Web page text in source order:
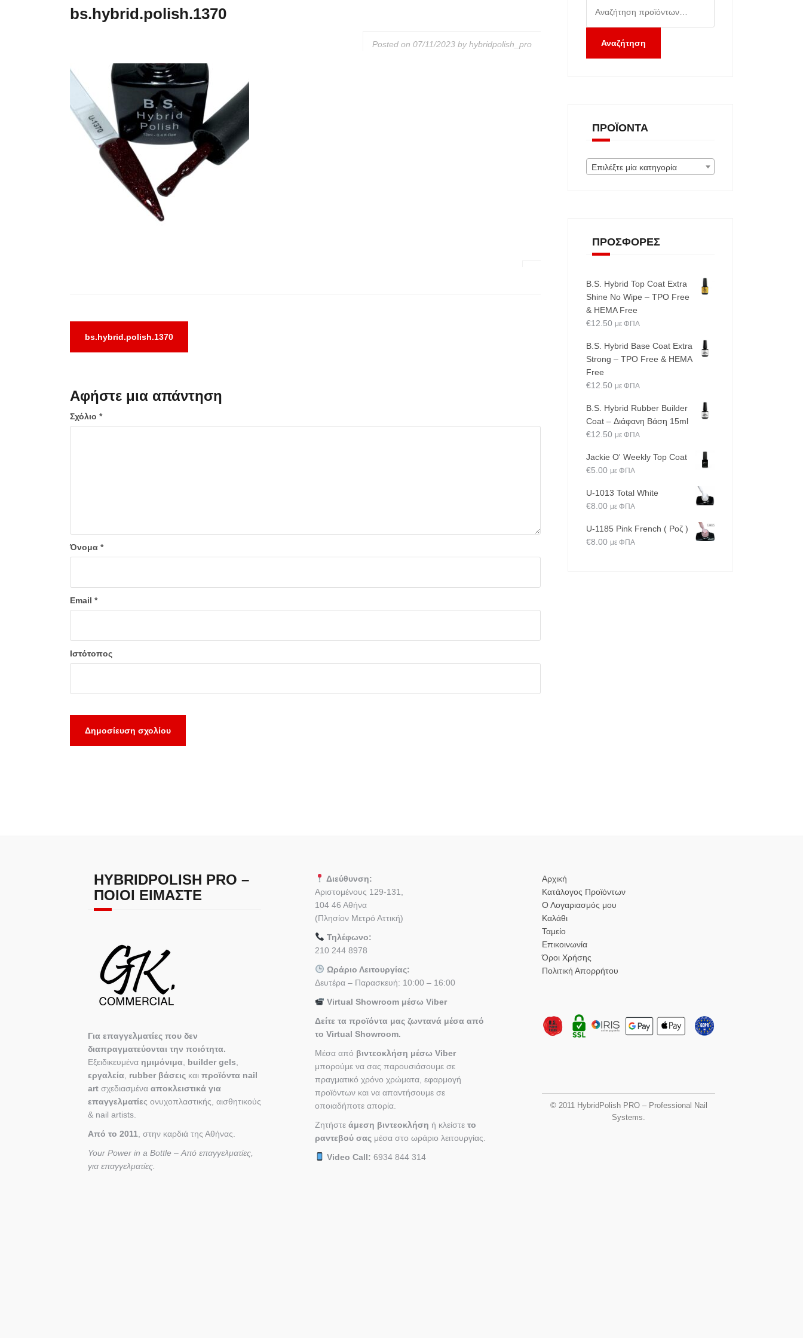
bs.hybrid.polish.1370
Posted on 07/11/2023byhybridpolish_pro
Πλοήγηση
άρθρων
bs.hybrid.polish.1370
Αφήστε μια απάντηση
Σχόλιο *
Όνομα *
Email *
Ιστότοπος
για:
Αναζήτηση
ΠΡΟΪΌΝΤΑ
Επιλέξτε μία κατηγορία
ΠΡΟΣΦΟΡΈΣ
B.S. Hybrid Top Coat Extra
Shine No Wipe – TPO Free
& HEMA Free
€12.50 με ΦΠΑ
B.S. Hybrid Base Coat Extra
Strong – TPO Free & HEMA
Free
€12.50 με ΦΠΑ
B.S. Hybrid Rubber Builder
Coat – Διάφανη Βάση 15ml
€12.50 με ΦΠΑ
Jackie O' Weekly Top Coat
€5.00 με ΦΠΑ
U-1013 Total White
€8.00 με ΦΠΑ
U-1185 Pink French ( Ροζ )
€8.00 με ΦΠΑ
HYBRIDPOLISH PRO –
ΠΟΙΟΙ ΕΊΜΑΣΤΕ
Για επαγγελματίες που δεν
διαπραγματεύονται την ποιότητα.
Εξειδικευμένα ημιμόνιμα builder gels
εργαλεία rubber βάσεις και προϊόντα nail
art σχεδιασμένα αποκλειστικά για
επαγγελματίες ονυχοπλαστικής, αισθητικούς
& nail artists.
Από το 2011 , στην καρδιά της Αθήνας.
Your Power in a Bottle – Από επαγγελματίες,
για επαγγελματίες.
Διεύθυνση:
Αριστομένους 129-131,
104 46 Αθήνα
(Πλησίον Μετρό Αττική)
Τηλέφωνο:
210 244 8978
Ωράριο Λειτουργίας:
Δευτέρα – Παρασκευή: 10:00 – 16:00
Virtual Showroom μέσω Viber
Δείτε τα προϊόντα μας ζωντανά μέσα από
το Virtual Showroom.
Μέσα από βιντεοκλήση μέσω Viber
μπορούμε να σας παρουσιάσουμε σε
πραγματικό χρόνο χρώματα, εφαρμογή
προϊόντων και να απαντήσουμε σε
οποιαδήποτε απορία.
Ζητήστε άμεση βιντεοκλήση ή κλείστε το
ραντεβού σας μέσα στο ωράριο λειτουργίας.
Video Call: 6934 844 314
Αρχική
Κατάλογος Προϊόντων
Ο Λογαριασμός μου
Καλάθι
Ταμείο
Επικοινωνία
Όροι Χρήσης
Πολιτική Απορρήτου
© 2011 HybridPolish PRO – Professional Nail
Systems.